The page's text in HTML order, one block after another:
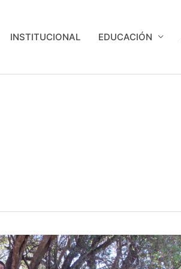
INSTITUCIONAL EDUCACIÓN